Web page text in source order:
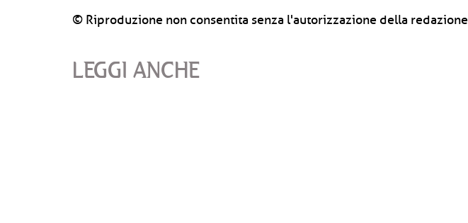
© Riproduzione non consentita senza l'autorizzazione della redazione
LEGGI ANCHE